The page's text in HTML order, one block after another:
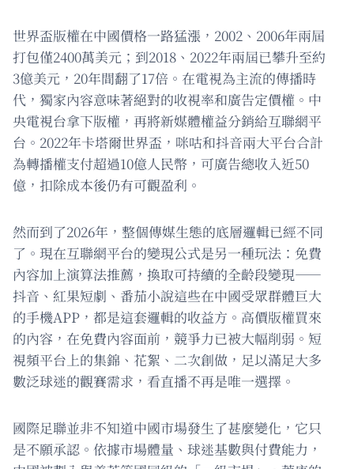
世界盃版權在中國價格一路猛漲，2002、2006年兩屆
打包僅2400萬美元；到2018、2022年兩屆已攀升至約
3億美元，20年間翻了17倍。在電視為主流的傳播時
代，獨家內容意味著絕對的收視率和廣告定價權。中
央電視台拿下版權，再將新媒體權益分銷給互聯網平
台。2022年卡塔爾世界盃，咪咕和抖音兩大平台合計
為轉播權支付超過10億人民幣，可廣告總收入近50
億，扣除成本後仍有可觀盈利。
然而到了2026年，整個傳媒生態的底層邏輯已經不同
了。現在互聯網平台的變現公式是另一種玩法：免費
內容加上演算法推薦，換取可持續的全齡段變現——
抖音、紅果短劇、番茄小說這些在中國受眾群體巨大
的手機APP，都是這套邏輯的收益方。高價版權買來
的內容，在免費內容面前，競爭力已被大幅削弱。短
視頻平台上的集錦、花絮、二次創做，足以滿足大多
數泛球迷的觀賽需求，看直播不再是唯一選擇。
國際足聯並非不知道中國市場發生了甚麼變化，它只
是不願承認。依據市場體量、球迷基數與付費能力，